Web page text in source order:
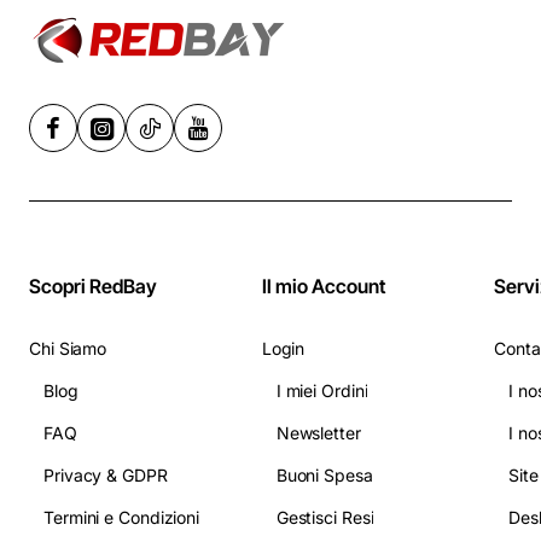
Grigio
Scopri RedBay
Chi Siamo
Blog
FAQ
Privacy & GDPR
Termini e Condizioni
Il mio Account
Login
I miei Ordini
Newsletter
Buoni Spesa
Gestisci Resi
I
I